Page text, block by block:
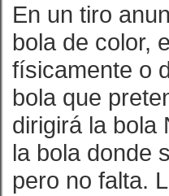
En un tiro
bola de color,
físicamente o
bola que
dirigirá la bola
la bola donde
pero no falta.